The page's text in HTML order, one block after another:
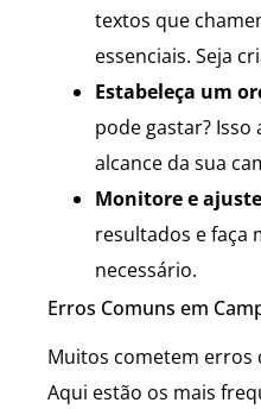
textos que
essenciais. Seja
Estabeleça um
pode gastar?
alcance da sua
Monitore e ajuste
resultados e faça
necessário.
Erros Comuns em
Muitos cometem erros
Aqui estão os mais